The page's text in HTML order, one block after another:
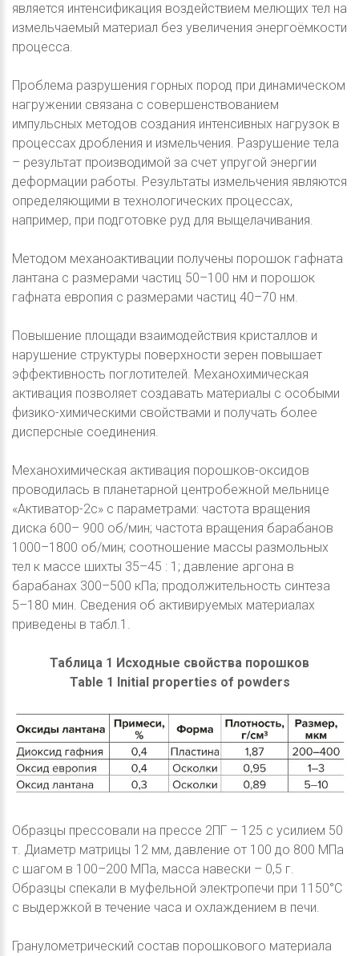
является интенсификация воздействием мелющих тел на
измельчаемый материал без увеличения энергоёмкости
процесса.
Проблема разрушения горных пород при динамическом
нагружении связана с совершенствованием
импульсных методов создания интенсивных нагрузок в
процессах дробления и измельчения. Разрушение тела
– результат производимой за счет упругой энергии
деформации работы. Результаты измельчения являются
определяющими в технологических процессах,
например, при подготовке руд для выщелачивания.
Методом механоактивации получены порошок гафната
лантана с размерами частиц 50–100 нм и порошок
гафната европия с размерами частиц 40–70 нм.
Повышение площади взаимодействия кристаллов и
нарушение структуры поверхности зерен повышает
эффективность поглотителей. Механохимическая
активация позволяет создавать материалы с особыми
физико-химическими свойствами и получать более
дисперсные соединения.
Механохимическая активация порошков-оксидов
проводилась в планетарной центробежной мельнице
«Активатор-2с» с параметрами: частота вращения
диска 600– 900 об/мин; частота вращения барабанов
1000–1800 об/мин; соотношение массы размольных
тел к массе шихты 35–45 : 1; давление аргона в
барабанах 300–500 кПа; продолжительность синтеза
5–180 мин. Сведения об активируемых материалах
приведены в табл.1.
Таблица 1 Исходные свойства порошков
Table 1 Initial properties of powders
Образцы прессовали на прессе 2ПГ – 125 с усилием 50
т. Диаметр матрицы 12 мм, давление от 100 до 800 МПа
с шагом в 100–200 МПа, масса навески – 0,5 г.
Образцы спекали в муфельной электропечи при 1150°С
с выдержкой в течение часа и охлаждением в печи.
Гранулометрический состав порошкового материала